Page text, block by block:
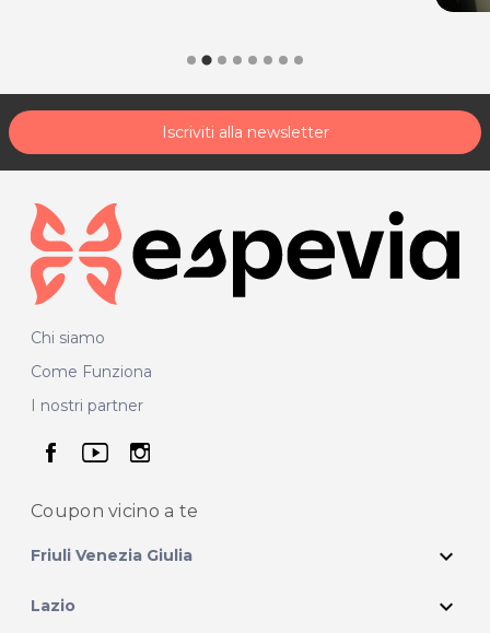
Iscriviti alla newsletter
Chi siamo
Come Funziona
I nostri partner
seguici su facebook
seguici su youtube
seguici su instagram
Coupon vicino a te
Friuli Venezia Giulia expand_more
Lazio expand_more